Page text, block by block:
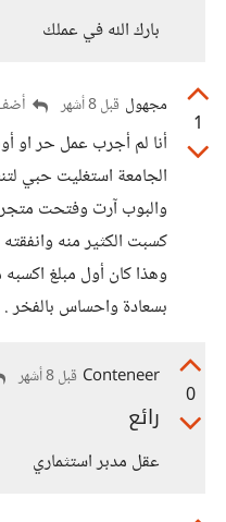
بارك الله في عملك
1
مجهول قبل 8 أشهر
أنا لم أجرب عمل حر او
الجامعة استغليت حبي
والبوب آرت وفتحت
كسبت الكثير منه
وهذا كان أول مبلغ
بسعادة واحساس بالفخر .
0
Conteneer قبل 8 أشهر
رائع
عقل مدبر استثماري